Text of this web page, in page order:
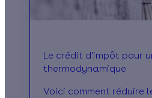
Le crédit d'impôt pour
thermodynamique
Voici comment réduire